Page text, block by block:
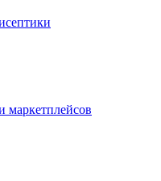
маркетплейсов